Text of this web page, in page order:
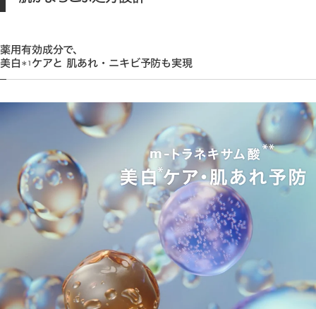
薬用有効成分で、
美白 ＊1 ケアと 肌あれ・ニキビ予防も実現